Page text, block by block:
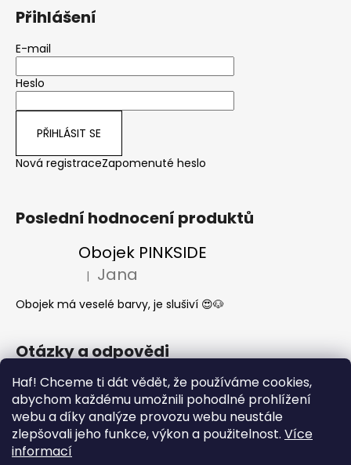
Haf! Chceme ti dát vědět, že používáme cookies,
abychom každému umožnili pohodlné prohlížení
webu a díky analýze provozu webu neustále
zlepšovali jeho funkce, výkon a použitelnost. Více
informací
Přihlášení
E-mail
Heslo
PŘIHLÁSIT SE
Nová registraceZapomenuté heslo
Poslední hodnocení produktů
Obojek PINKSIDE
Hodnocení produktu je 5 z 5 hvězdiček.
| Jana
Obojek má veselé barvy, je slušiví 😍🐶
Otázky a odpovědi
Jak se start o látkové obojky a vodítka?
Kdy mi dorazí moje objednávka?
Nejčastější dotazy- Co může a nemůže
pes jíst